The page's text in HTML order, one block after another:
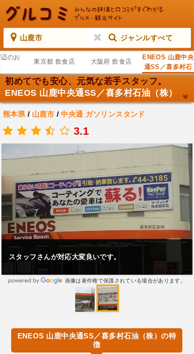
山鹿市 ジャンルすべて
のお
東京都 飲食店 大阪府 飲食店
ENEOS 山鹿中央
通SS／喜多村石
油（株）
初めてでも安心、元気な若手スタッフ。
ENEOS 山鹿中央通SS／喜多村石油（株）
熊本県 / 山鹿市 /中央通 ガソリンスタンド
3.1
スタッフさんが対応大変良いです。
画像は著作権で保護されている場合があります。
ENEOS 山鹿中央通SS／喜多村石油（株）の特
徴